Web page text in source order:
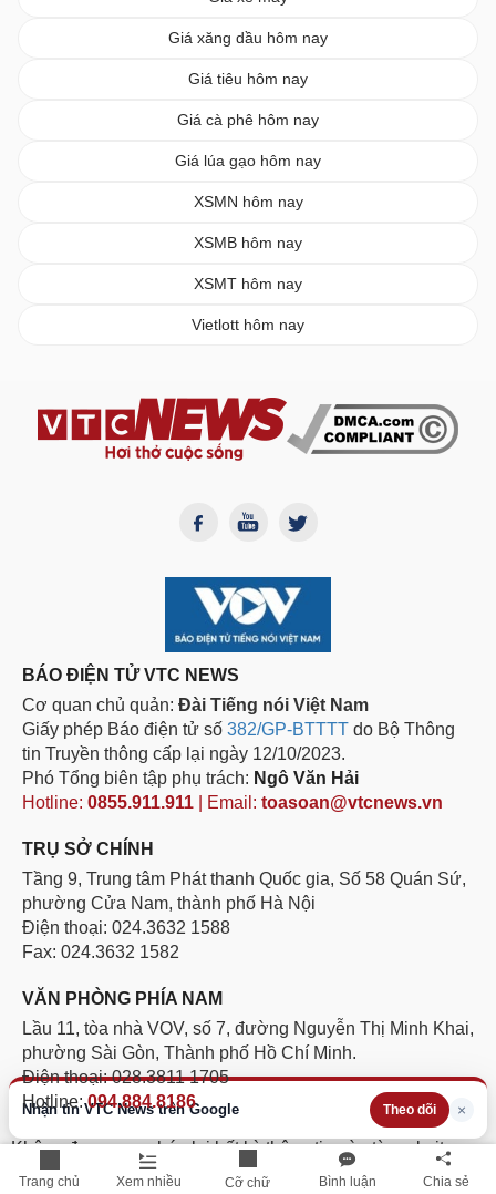
Trang chủ Xem nhiều Cỡ chữ Bình luận Chia sẻ
Nhận tin VTC News trên Google Theo dõi ×
Giá xăng dầu hôm nay
Giá tiêu hôm nay
Giá cà phê hôm nay
Giá lúa gạo hôm nay
XSMN hôm nay
XSMB hôm nay
XSMT hôm nay
Vietlott hôm nay
BÁO ĐIỆN TỬ VTC NEWS
Cơ quan chủ quản: Đài Tiếng nói Việt Nam
Giấy phép Báo điện tử số 382/GP-BTTTT do Bộ Thông
tin Truyền thông cấp lại ngày 12/10/2023.
Phó Tổng biên tập phụ trách: Ngô Văn Hải
Hotline: 0855.911.911 | Email: toasoan@vtcnews.vn
TRỤ SỞ CHÍNH
Tầng 9, Trung tâm Phát thanh Quốc gia, Số 58 Quán Sứ,
phường Cửa Nam, thành phố Hà Nội
Điện thoại: 024.3632 1588
Fax: 024.3632 1582
VĂN PHÒNG PHÍA NAM
Lầu 11, tòa nhà VOV, số 7, đường Nguyễn Thị Minh Khai,
phường Sài Gòn, Thành phố Hồ Chí Minh.
Điện thoại: 028.3811 1705
Hotline:094.884.8186
Không được sao chép lại bất kỳ thông tin nào từ website
này khi chưa có sự đồng ý bằng văn bản của Báo Điện tử